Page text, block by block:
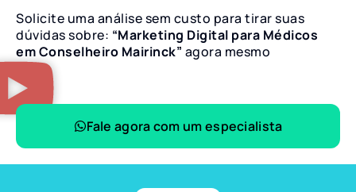
Solicite uma análise sem custo para tirar suas
dúvidas sobre: “Marketing Digital para Médicos
em Conselheiro Mairinck” agora mesmo
Fale agora com um especialista